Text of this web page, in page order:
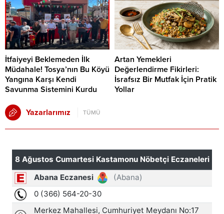
İtfaiyeyi Beklemeden İlk
Müdahale! Tosya’nın Bu Köyü
Yangına Karşı Kendi
Savunma Sistemini Kurdu
Artan Yemekleri
Değerlendirme Fikirleri:
İsrafsız Bir Mutfak İçin Pratik
Yollar
Yazarlarımız TÜMÜ